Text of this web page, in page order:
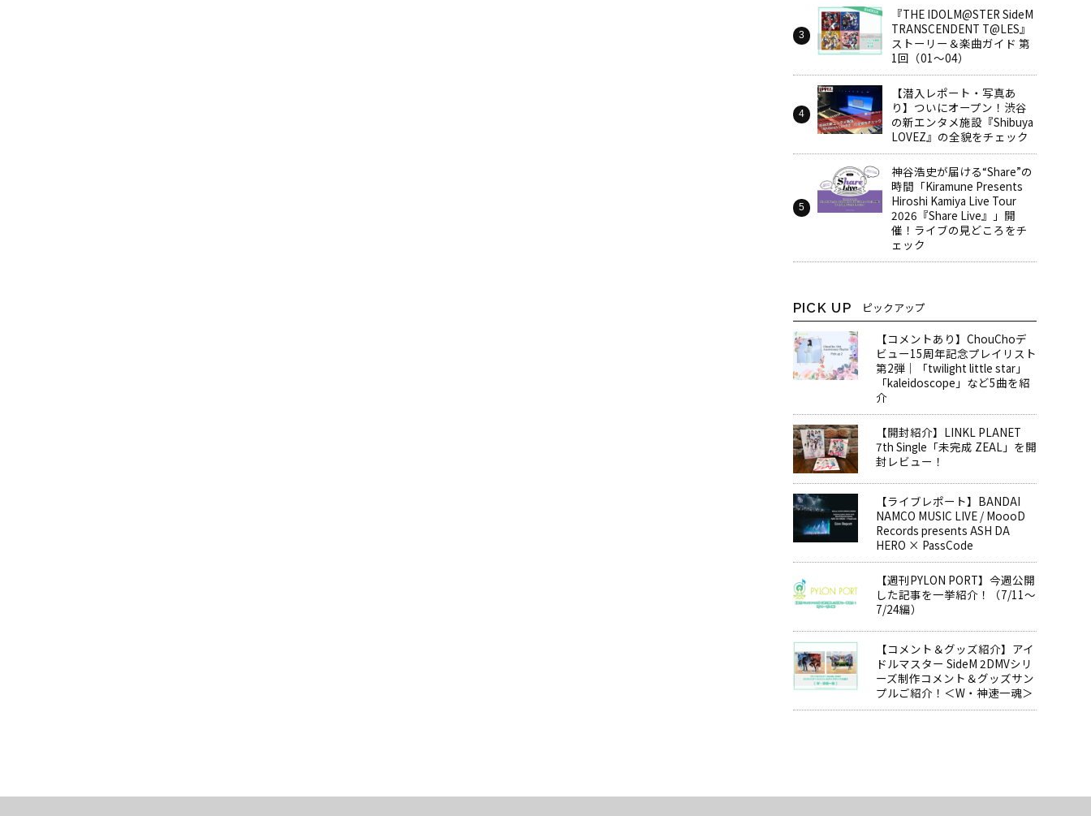
『THE IDOLM@STER SideM
TRANSCENDENT T@LES』
ストーリー＆楽曲ガイド 第
1回（01～04）
【潜入レポート・写真あ
り】ついにオープン！渋谷
の新エンタメ施設『Shibuya
LOVEZ』の全貌をチェック
神谷浩史が届ける“Share”の
時間――「Kiramune Presents
Hiroshi Kamiya Live Tour
2026『Share Live』」開
催！ライブの見どころをチ
ェック
PICK UP ピックアップ
【コメントあり】ChouChoデ
ビュー15周年記念プレイリスト
第2弾｜「twilight little star」
「kaleidoscope」など5曲を紹
介
【開封紹介】LINKL PLANET
7th Single「未完成 ZEAL」を開
封レビュー！
【ライブレポート】BANDAI
NAMCO MUSIC LIVE / MoooD
Records presents ASH DA
HERO × PassCode
【週刊PYLON PORT】今週公開
した記事を一挙紹介！（7/11～
7/24編）
【コメント＆グッズ紹介】アイ
ドルマスター SideM 2DMVシリ
ーズ制作コメント＆グッズサン
プルご紹介！＜W・神速一魂＞